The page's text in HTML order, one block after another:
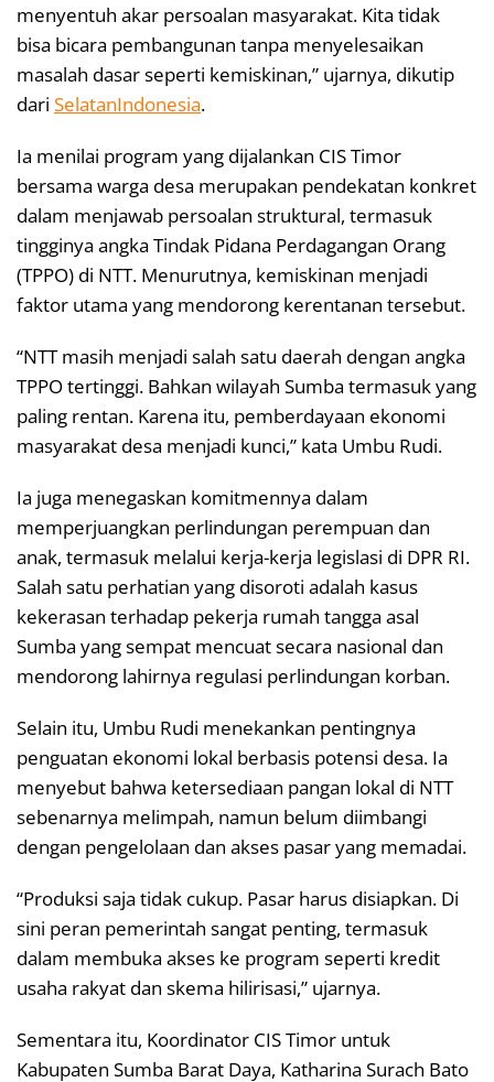
menyentuh akar persoalan masyarakat. Kita tidak
bisa bicara pembangunan tanpa menyelesaikan
masalah dasar seperti kemiskinan,” ujarnya, dikutip
dari SelatanIndonesia.
Ia menilai program yang dijalankan CIS Timor
bersama warga desa merupakan pendekatan konkret
dalam menjawab persoalan struktural, termasuk
tingginya angka Tindak Pidana Perdagangan Orang
(TPPO) di NTT. Menurutnya, kemiskinan menjadi
faktor utama yang mendorong kerentanan tersebut.
“NTT masih menjadi salah satu daerah dengan angka
TPPO tertinggi. Bahkan wilayah Sumba termasuk yang
paling rentan. Karena itu, pemberdayaan ekonomi
masyarakat desa menjadi kunci,” kata Umbu Rudi.
Ia juga menegaskan komitmennya dalam
memperjuangkan perlindungan perempuan dan
anak, termasuk melalui kerja-kerja legislasi di DPR RI.
Salah satu perhatian yang disoroti adalah kasus
kekerasan terhadap pekerja rumah tangga asal
Sumba yang sempat mencuat secara nasional dan
mendorong lahirnya regulasi perlindungan korban.
Selain itu, Umbu Rudi menekankan pentingnya
penguatan ekonomi lokal berbasis potensi desa. Ia
menyebut bahwa ketersediaan pangan lokal di NTT
sebenarnya melimpah, namun belum diimbangi
dengan pengelolaan dan akses pasar yang memadai.
“Produksi saja tidak cukup. Pasar harus disiapkan. Di
sini peran pemerintah sangat penting, termasuk
dalam membuka akses ke program seperti kredit
usaha rakyat dan skema hilirisasi,” ujarnya.
Sementara itu, Koordinator CIS Timor untuk
Kabupaten Sumba Barat Daya, Katharina Surach Bato